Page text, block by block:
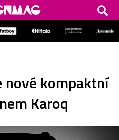
nové kompaktní
Karoq